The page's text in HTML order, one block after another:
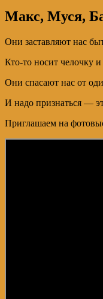
Макс, Муся,
Они заставляют нас
Кто-то носит челочку
Они спасают нас от
И надо признаться —
Приглашаем на